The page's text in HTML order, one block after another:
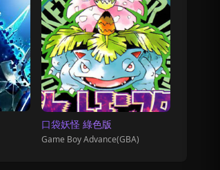
口袋妖怪 綠色版
Game Boy Advance(GBA)